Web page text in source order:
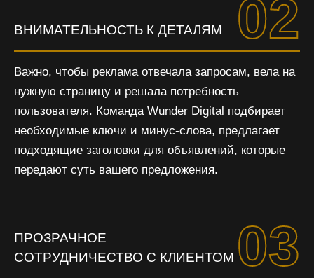
ВНИМАТЕЛЬНОСТЬ К ДЕТАЛЯМ 02
Важно, чтобы реклама отвечала запросам, вела на
нужную страницу и решала потребность
пользователя. Команда Wunder Digital подбирает
необходимые ключи и минус-слова, предлагает
подходящие заголовки для объявлений, которые
передают суть вашего предложения.
ПРОЗРАЧНОЕ
СОТРУДНИЧЕСТВО С КЛИЕНТОМ 03